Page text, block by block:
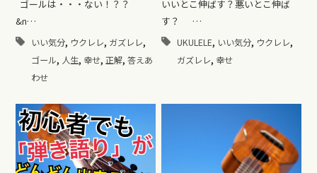
ゴールは・・・ない！？？
&n…
いい気分, ウクレレ, ガズレレ,
ゴール, 人生, 幸せ, 正解, 答えあ
わせ
いいとこ伸ばす？悪いとこ伸ば
す？ …
UKULELE, いい気分, ウクレレ,
ガズレレ, 幸せ